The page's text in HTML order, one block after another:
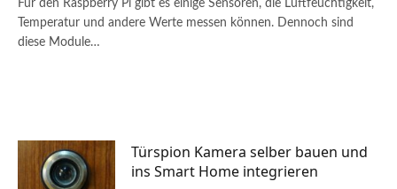
Für den Raspberry Pi gibt es einige Sensoren, die Luftfeuchtigkeit,
Temperatur und andere Werte messen können. Dennoch sind
diese Module…
Türspion Kamera selber bauen und
ins Smart Home integrieren